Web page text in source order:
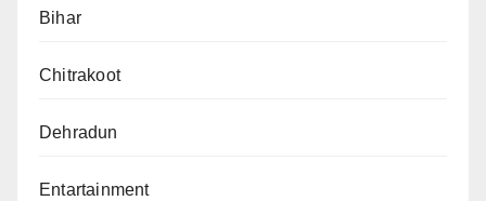
Bihar
Chitrakoot
Dehradun
Entartainment